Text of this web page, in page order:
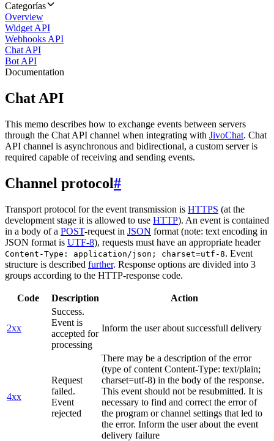
Categorías
Overview
Widget API
Webhooks API
Chat API
Bot API
Documentation
Chat API
This memo describes how to exchange events between servers
through the Chat API channel when integrating with JivoChat. Chat
API channel is asynchronous and bidirectional, a custom server is
required capable of receiving and sending events.
Channel protocol#
Transport protocol for the event transmission is HTTPS (at the
development stage it is allowed to use HTTP). An event is contained
in a body of a POST-request in JSON format (note: text encoding in
JSON format is UTF-8), requests must have an appropriate header
Content-Type: application/json; charset=utf-8. Event
structure is described further. Response options are divided into 3
groups according to the HTTP-response code.
Code Description Action
2xx
Success.
Event is
accepted for
processing
Inform the user about successfull delivery
4xx
Request
failed.
Event
rejected
There may be a description of the error
(type of content Content-Type: text/plain;
charset=utf-8) in the body of the response.
This event should not be resubmitted. It is
necessary to find and correct the error of
the program or channel settings that led to
the error. Inform the user about the event
delivery failure